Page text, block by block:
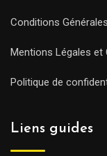
Conditions
Mentions Légales et
Politique de
Liens guides